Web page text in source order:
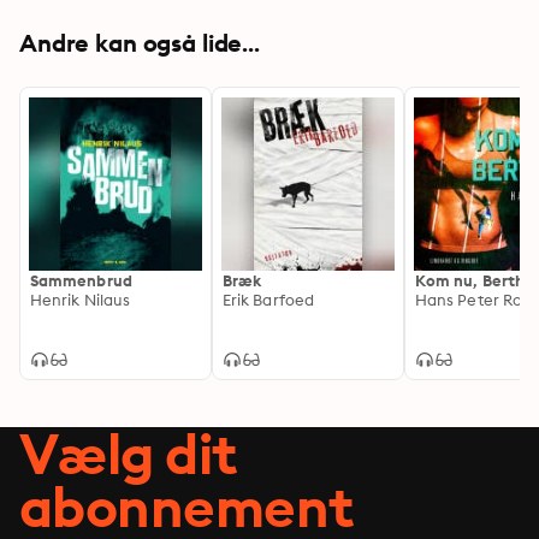
Andre kan også lide...
Sammenbrud
Henrik Nilaus
Bræk
Erik Barfoed
Kom nu, Berthe!
Hans Peter
Vælg dit
abonnement